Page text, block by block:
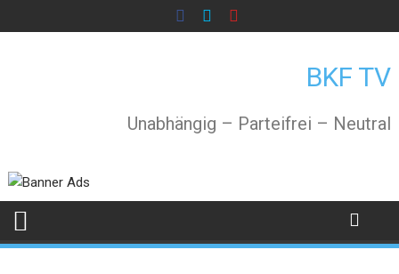
to
BKF TV
Unabhängig – Parteifrei – Neutral